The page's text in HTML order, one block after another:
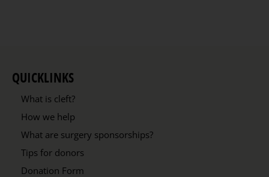
QUICKLINKS
What is cleft?
How we help
What are surgery sponsorships?
Tips for donors
Donation Form